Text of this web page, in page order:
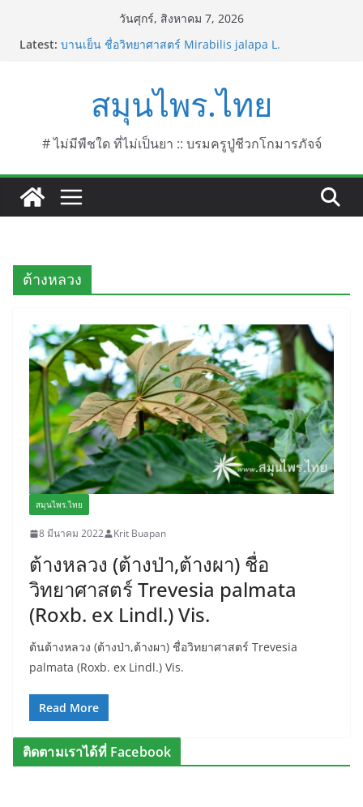
วันศุกร์, สิงหาคม 7, 2026
Latest: บานเย็น ชื่อวิทยาศาสตร์ Mirabilis jalapa L.
บานไม่รู้โรยไฟเออร์เวิร์ค ชื่อวิทยาศาสตร์ Gomphrena
pulchella L. (Firework)
บานไม่รู้โรยป่า ชื่อวิทยาศาสตร์ Gomphrena
celosioides Mart.
สมุนไพร.ไทย
# ไม่มีพืชใด ที่ไม่เป็นยา :: บรมครูปู่ชีวกโกมารภัจจ์
ต้างหลวง
สมุนไพร.ไทย
8 มีนาคม 2022 Krit Buapan
ต้างหลวง (ต้างป่า,ต้างผา) ชื่อ
วิทยาศาสตร์ Trevesia palmata
(Roxb. ex Lindl.) Vis.
ต้นต้างหลวง (ต้างป่า,ต้างผา) ชื่อวิทยาศาสตร์ Trevesia
palmata (Roxb. ex Lindl.) Vis.
Read More
ติดตามเราได้ที่ Facebook